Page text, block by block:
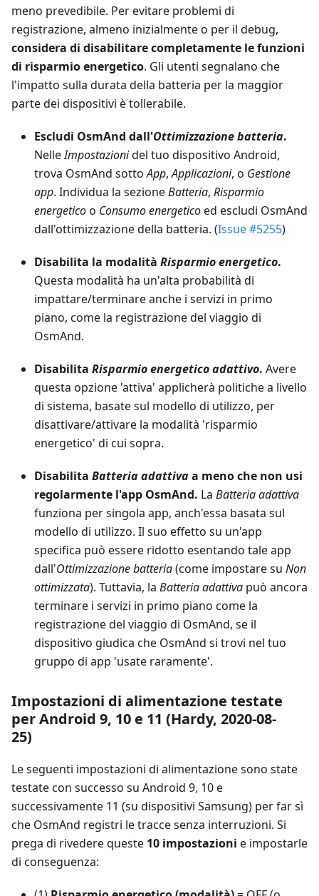
meno prevedibile. Per evitare problemi di
registrazione, almeno inizialmente o per il debug,
considera di disabilitare completamente le funzioni
di risparmio energetico. Gli utenti segnalano che
l'impatto sulla durata della batteria per la maggior
parte dei dispositivi è tollerabile.
Escludi OsmAnd dall'Ottimizzazione batteria.
NelleImpostazionidel tuo dispositivo Android,
trova OsmAnd sottoApp,Applicazioni, o Gestione
app. Individua la sezioneBatteria, Risparmio
energeticoo Consumo energeticoed escludi OsmAnd
dall'ottimizzazione della batteria. (Issue #5255)
Disabilita la modalità Risparmio energetico.
Questa modalità ha un'alta probabilità di
impattare/terminare anche i servizi in primo
piano, come la registrazione del viaggio di
OsmAnd.
Disabilita Risparmio energetico adattivo. Avere
questa opzione 'attiva' applicherà politiche a livello
di sistema, basate sul modello di utilizzo, per
disattivare/attivare la modalità 'risparmio
energetico' di cui sopra.
Disabilita Batteria adattivaa meno che non usi
regolarmente l'app OsmAnd. La Batteria adattiva
funziona per singola app, anch'essa basata sul
modello di utilizzo. Il suo effetto su un'app
specifica può essere ridotto esentando tale app
dall'Ottimizzazione batteria(come impostare su Non
ottimizzata). Tuttavia, la Batteria adattiva può ancora
terminare i servizi in primo piano come la
registrazione del viaggio di OsmAnd, se il
dispositivo giudica che OsmAnd si trovi nel tuo
gruppo di app 'usate raramente'.
Impostazioni di alimentazione testate
per Android 9, 10 e 11 (Hardy, 2020-08-
25)
Le seguenti impostazioni di alimentazione sono state
testate con successo su Android 9, 10 e
successivamente 11 (su dispositivi Samsung) per far sì
che OsmAnd registri le tracce senza interruzioni. Si
prega di rivedere queste 10 impostazioni e impostarle
di conseguenza: